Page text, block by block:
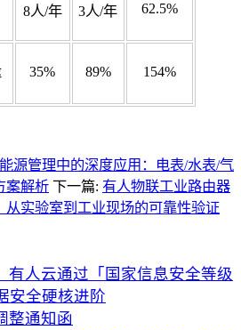
8人/年 3人/年 62.5%
35% 89% 154%
源管理中的深度应用：电表/水表/气
案解析 下一篇: 有人物联工业路由器
从实验室到工业现场的可靠性验证
有人云通过「国家信息安全等级
安全硬核进阶
整通知函